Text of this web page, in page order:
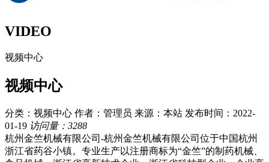
VIDEO
视频中心
视频中心
分类：视频中心 作者：管理员 来源：本站 发布时间：2022-
01-19 访问量：3288
杭州金竺机械有限公司-杭州金竺机械有限公司位于中国杭州
浙江省药谷小镇。专业生产以注册商标为“金竺”的制药机械、